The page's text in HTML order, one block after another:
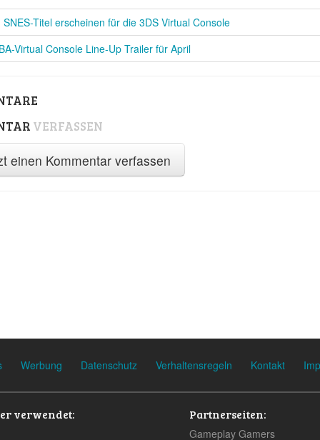
Titel erscheinen für die 3DS Virtual Console
Virtual Console Line-Up Trailer für April
VERFASSEN
einen Kommentar verfassen
Werbung Datenschutz Verhaltensregeln Kontakt
verwendet: Partnerseiten:
Gameplay Gamers